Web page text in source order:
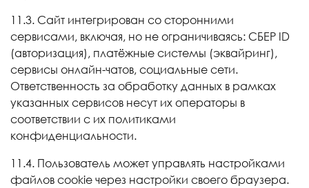
11.3. Сайт интегрирован со сторонними
сервисами, включая, но не ограничиваясь: СБЕР ID
(авторизация), платёжные системы (эквайринг),
сервисы онлайн-чатов, социальные сети.
Ответственность за обработку данных в рамках
указанных сервисов несут их операторы в
соответствии с их политиками
конфиденциальности.
11.4. Пользователь может управлять настройками
файлов cookie через настройки своего браузера.